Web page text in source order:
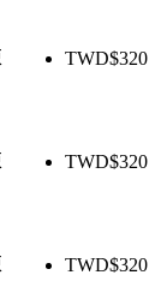
TWD$320
TWD$320
TWD$320